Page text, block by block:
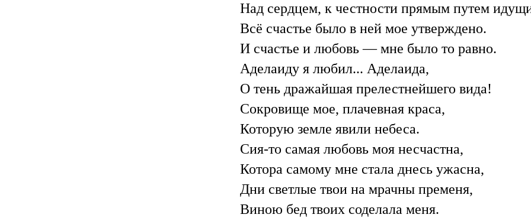
Над сердцем, к честности прямым путем
Всё счастье было в ней мое утверждено.
И счастье и любовь — мне было то равно.
Аделаиду я любил... Аделаида,
О тень дражайшая прелестнейшего вида!
Сокровище мое, плачевная краса,
Которую земле явили небеса.
Сия-то самая любовь моя несчастна,
Котора самому мне стала днесь ужасна,
Дни светлые твои на мрачны пременя,
Виною бед твоих соделала меня.